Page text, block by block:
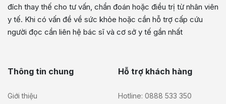
đích thay thế cho tư vấn, chẩn đoán hoặc điều trị từ nhân viên
y tế. Khi có vấn đề về sức khỏe hoặc cần hỗ trợ cấp cứu
người đọc cần liên hệ bác sĩ và cơ sở y tế gần nhất
Thông tin chung
Giới thiệu
Hỗ trợ khách hàng
Hotline: 0888 533 350